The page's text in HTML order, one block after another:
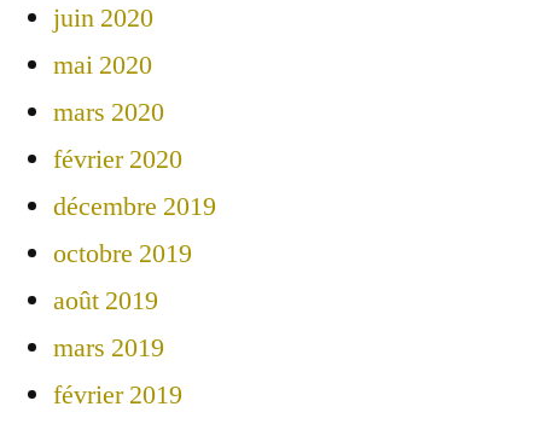
juin 2020
mai 2020
mars 2020
février 2020
décembre 2019
octobre 2019
août 2019
mars 2019
février 2019